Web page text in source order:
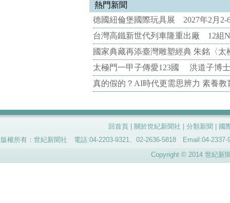
熱門新聞
德國紐倫堡國際玩具展 2027年2月2-
台灣高鐵新世代列車隆重出廠 12組
國家典藏再添臺灣雕塑經典 朱銘〈
太極門一甲子傳愛123國 洪道子博
真的假的？AI時代更需思辨力 素養
回首頁 關於世紀新聞社 分類新聞
國
版權所有：世紀新聞社 電話:04-2203-9321、02-2636-5818 Email:04-
Copyright © 2014 世紀新